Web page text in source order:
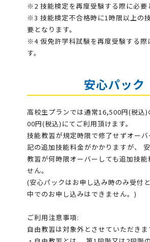
※2 技能検定を再度受験する際に必要
※3 技能検定不合格時に1時限以上の
要となります。
※4 仮免許学科試験を再度受験する際
す。
安心パック
高校生プランでは通常16,500円(税込
00円(税込)にてご利用頂けます。
技能教習が規定時限で修了せずオー
記の追加技能料金がかかりますが、
教習が何時限オーバーしても追加技能
せん。
(安心パックはお申し込み時のみ受付
中でのお申し込みはできません。)
ご利用注意事項:
自由教習は対象外とさせていただきま